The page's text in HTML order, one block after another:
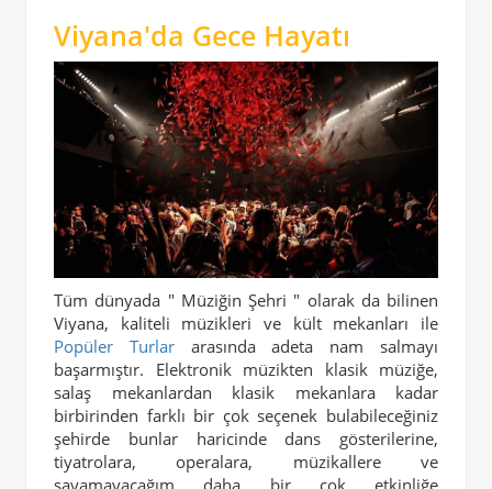
Viyana'da Gece Hayatı
Tüm dünyada " Müziğin Şehri " olarak da bilinen
Viyana, kaliteli müzikleri ve kült mekanları ile
Popüler Turlararasında adeta nam salmayı
başarmıştır. Elektronik müzikten klasik müziğe,
salaş mekanlardan klasik mekanlara kadar
birbirinden farklı bir çok seçenek bulabileceğiniz
şehirde bunlar haricinde dans gösterilerine,
tiyatrolara, operalara, müzikallere ve
sayamayacağım daha bir çok etkinliğe